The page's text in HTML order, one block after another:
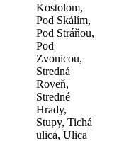
Kostolom,
Pod Skálím,
Pod Stráňou,
Pod
Zvonicou,
Stredná
Roveň,
Stredné
Hrady,
Stupy, Tichá
ulica, Ulica